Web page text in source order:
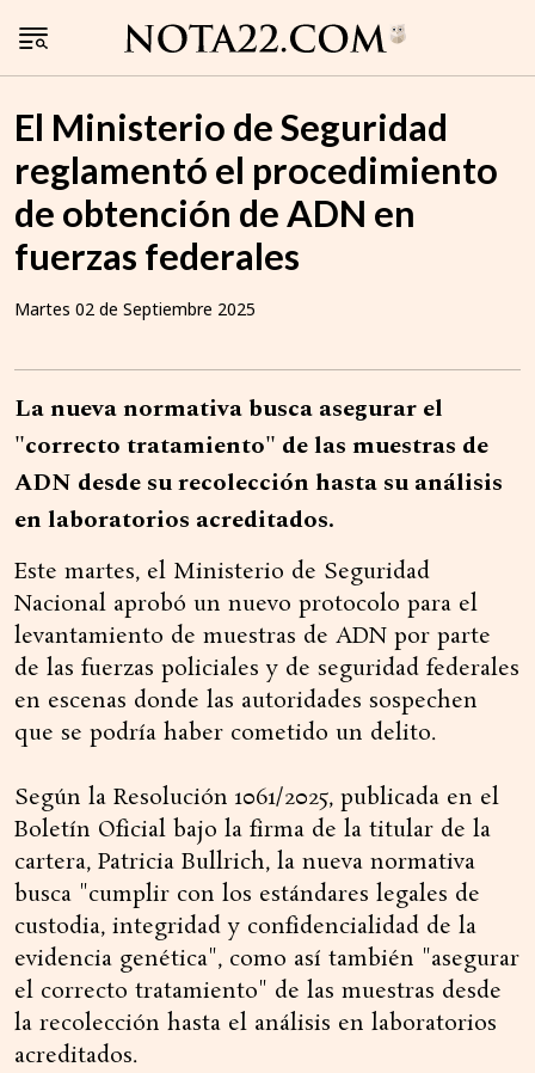
El Ministerio de Seguridad
reglamentó el procedimiento
de obtención de ADN en
fuerzas federales
Martes 02 de Septiembre 2025
La nueva normativa busca asegurar el
"correcto tratamiento" de las muestras de
ADN desde su recolección hasta su análisis
en laboratorios acreditados.
Este martes, el Ministerio de Seguridad
Nacional aprobó un nuevo protocolo para el
levantamiento de muestras de ADN por parte
de las fuerzas policiales y de seguridad federales
en escenas donde las autoridades sospechen
que se podría haber cometido un delito.
Según la Resolución 1061/2025, publicada en el
Boletín Oficial bajo la firma de la titular de la
cartera, Patricia Bullrich, la nueva normativa
busca "cumplir con los estándares legales de
custodia, integridad y confidencialidad de la
evidencia genética", como así también "asegurar
el correcto tratamiento" de las muestras desde
la recolección hasta el análisis en laboratorios
acreditados.